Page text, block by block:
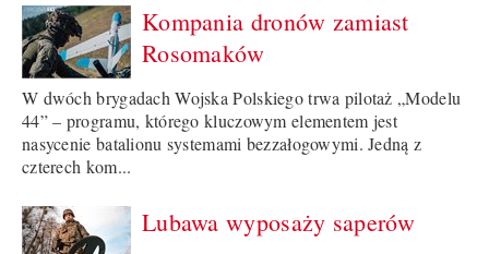
Kompania dronów zamiast
Rosomaków
W dwóch brygadach Wojska Polskiego trwa pilotaż „Modelu
44” – programu, którego kluczowym elementem jest
nasycenie batalionu systemami bezzałogowymi. Jedną z
czterech kom...
Lubawa wyposaży saperów